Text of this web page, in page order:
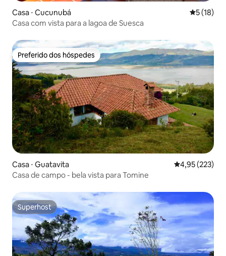
Casa ⋅ Cucunubá 5 de uma
5 (18)
Casa com vista para a lagoa de Suesca
Preferido dos hóspedes
Preferido dos hóspedes
Casa ⋅ Guatavita 4,95 de uma
4,95 (223)
Casa de campo - bela vista para Tomine
Superhost
Superhost